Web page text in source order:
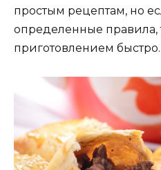
простым рецептам, но
определенные правила,
приготовлением быстро.